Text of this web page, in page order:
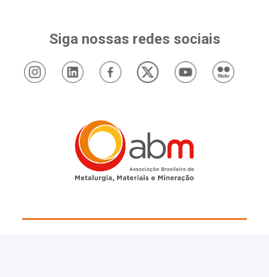
Siga nossas redes sociais